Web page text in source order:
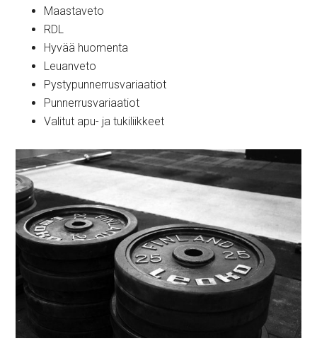
Maastaveto
RDL
Hyvää huomenta
Leuanveto
Pystypunnerrusvariaatiot
Punnerrusvariaatiot
Valitut apu- ja tukiliikkeet